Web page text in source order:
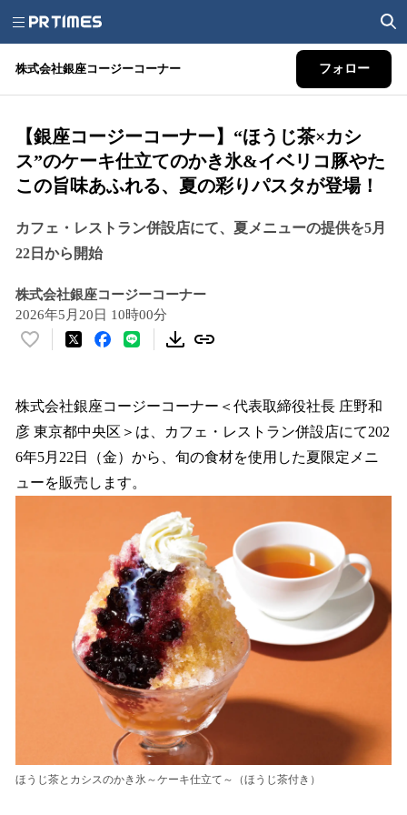
株式会社銀座コージーコーナー フォロー
【銀座コージーコーナー】“ほうじ茶×カシ
ス”のケーキ仕立てのかき氷&イベリコ豚やた
この旨味あふれる、夏の彩りパスタが登場！
カフェ・レストラン併設店にて、夏メニューの提供を5月
22日から開始
株式会社銀座コージーコーナー
2026年5月20日 10時00分
い
！
数
を
読
み
込
株式会社銀座コージーコーナー＜代表取締役社長 庄野和
彦 東京都中央区＞は、カフェ・レストラン併設店にて202
6年5月22日（金）から、旬の食材を使用した夏限定メニ
ューを販売します。
ほうじ茶とカシスのかき氷～ケーキ仕立て～（ほうじ茶付き）